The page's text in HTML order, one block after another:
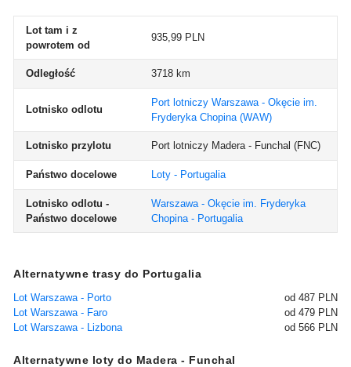
Lot tam i z
powrotem od
935,99 PLN
Odległość 3718 km
Lotnisko odlotu
Port lotniczy Warszawa - Okęcie im.
Fryderyka Chopina(WAW)
Lotnisko przylotu Port lotniczy Madera - Funchal (FNC)
Państwo docelowe Loty - Portugalia
Lotnisko odlotu -
Państwo docelowe
Warszawa - Okęcie im. Fryderyka
Chopina - Portugalia
Alternatywne trasy do Portugalia
Lot Warszawa - Porto
od 487 PLN
Lot Warszawa - Faro
od 479 PLN
Lot Warszawa - Lizbona
od 566 PLN
Alternatywne loty do Madera - Funchal